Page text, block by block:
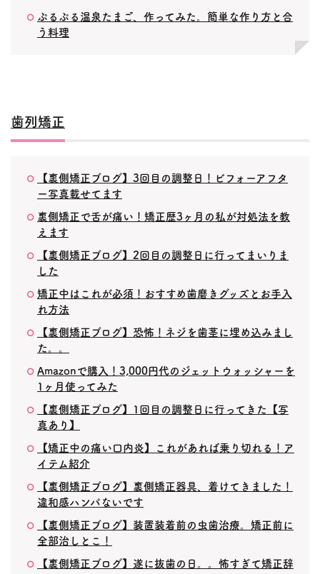
ぷるぷる温泉たまご、作ってみた。簡単な作り方と合
う料理
歯列矯正
【裏側矯正ブログ】3回目の調整日！ビフォーアフタ
ー写真載せてます
裏側矯正で舌が痛い！矯正歴3ヶ月の私が対処法を教
えます
【裏側矯正ブログ】2回目の調整日に行ってまいりま
した
矯正中はこれが必須！おすすめ歯磨きグッズとお手入
れ方法
【裏側矯正ブログ】恐怖！ネジを歯茎に埋め込みまし
た。。
Amazonで購入！3,000円代のジェットウォッシャーを
1ヶ月使ってみた
【裏側矯正ブログ】1回目の調整日に行ってきた【写
真あり】
【矯正中の痛い口内炎】これがあれば乗り切れる！ア
イテム紹介
【裏側矯正ブログ】裏側矯正器具、着けてきました！
違和感ハンパないです
【裏側矯正ブログ】装置装着前の虫歯治療。矯正前に
全部治しとこ！
【裏側矯正ブログ】遂に抜歯の日。。怖すぎて矯正辞